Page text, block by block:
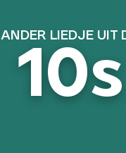
ANDER LIEDJE UIT
10s